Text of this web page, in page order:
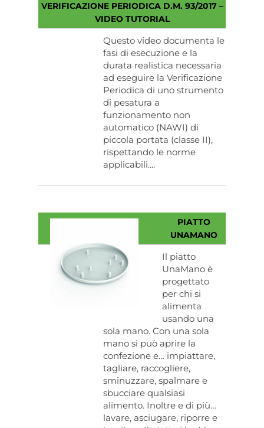
VERIFICAZIONE PERIODICA D.M. 93/2017 –
VIDEO TUTORIAL
Questo video documenta le
fasi di esecuzione e la
durata realistica necessaria
ad eseguire la Verificazione
Periodica di uno strumento
di pesatura a
funzionamento non
automatico (NAWI) di
piccola portata (classe II),
rispettando le norme
applicabili....
PIATTO
UNAMANO
Il piatto
UnaMano è
progettato
per chi si
alimenta
usando una
sola mano. Con una sola
mano si può aprire la
confezione e… impiattare,
tagliare, raccogliere,
sminuzzare, spalmare e
sbucciare qualsiasi
alimento. Inoltre e di più…
lavare, asciugare, riporre e